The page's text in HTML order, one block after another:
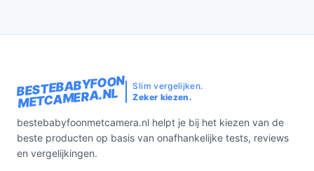
BESTEBABYFOON
METCAMERA.NL
Slim vergelijken.
Zeker kiezen.
bestebabyfoonmetcamera.nl helpt je bij het kiezen van de
beste producten op basis van onafhankelijke tests, reviews
en vergelijkingen.